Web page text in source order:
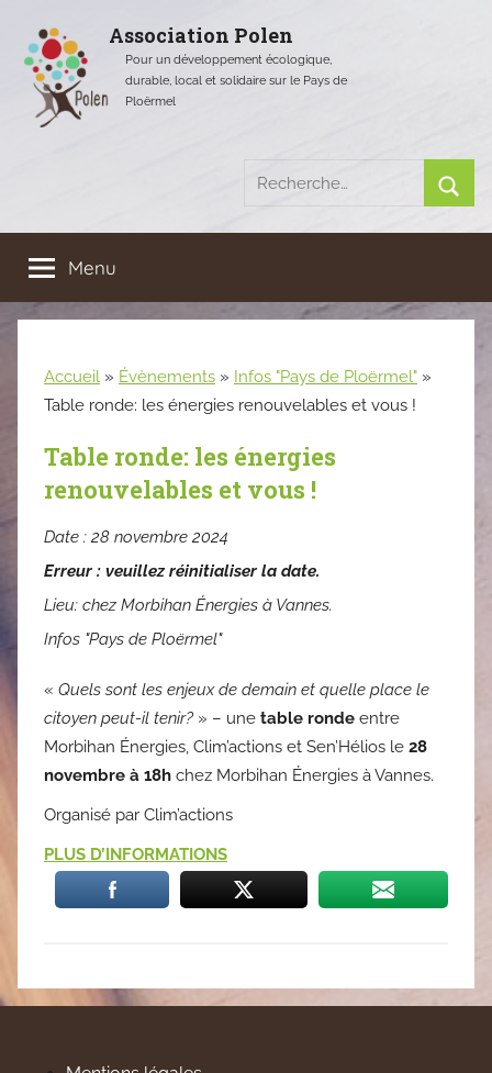
contenu
Association Polen
Pour un développement écologique,
durable, local et solidaire sur le Pays de
Ploërmel
Recherche
pour
:
Menu
Accueil » Évènements » Infos "Pays de Ploërmel" »
Table ronde: les énergies renouvelables et vous !
Table ronde: les énergies
renouvelables et vous !
Date :28 novembre 2024
Erreur : veuillez réinitialiser la date.
Lieu: chez Morbihan Énergies à Vannes.
Infos "Pays de Ploërmel"
« Quels sont les enjeux de demain et quelle place le
citoyen peut-il tenir? » – une table ronde entre
Morbihan Énergies, Clim’actions et Sen’Hélios le 28
novembre à 18h chez Morbihan Énergies à Vannes.
Organisé par Clim’actions
PLUS D’INFORMATIONS